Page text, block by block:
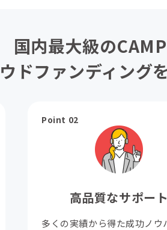
国内最大級の
ドファンディング
Point 02
高品質なサポート
多くの実績から得た成功ノウ